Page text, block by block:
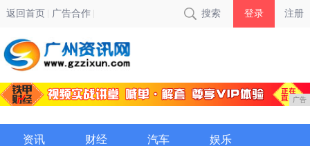
返回首页 广告合作 搜索 登录 注册
广告
资讯 财经 汽车 娱乐